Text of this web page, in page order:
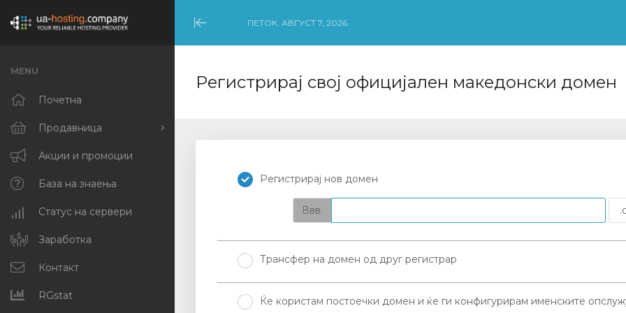
Minimize
Menu
ПЕТОК, АВГУСТ 7, 2026
MENU
Почетна
Продавница
Прегледај ги сите
Dedicated Servers –
Netherlands
Акции и промоции
База на знаења
Статус на сервери
Заработка
Контакт
RGstat
Регистрирај свој официјален македонски домен
Регистрирај нов домен
Ввв.
Трансфер на домен од друг регистрар
Ќе користам постоечки домен и ќе ги конфигурирам именските